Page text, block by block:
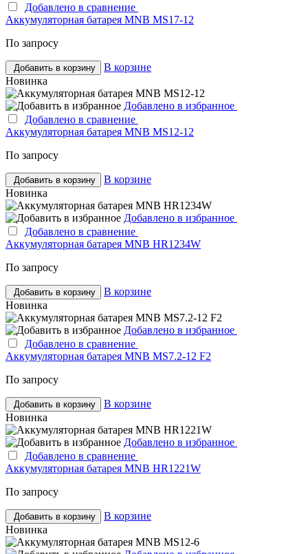
Добавлено в сравнение
Аккумуляторная батарея MNB MS17-12
По запросу
Добавить в корзину
В корзине
Новинка
Добавлено в избранное
Добавлено в сравнение
Аккумуляторная батарея MNB MS12-12
По запросу
Добавить в корзину
В корзине
Новинка
Добавлено в избранное
Добавлено в сравнение
Аккумуляторная батарея MNB HR1234W
По запросу
Добавить в корзину
В корзине
Новинка
Добавлено в избранное
Добавлено в сравнение
Аккумуляторная батарея MNB MS7.2-12 F2
По запросу
Добавить в корзину
В корзине
Новинка
Добавлено в избранное
Добавлено в сравнение
Аккумуляторная батарея MNB HR1221W
По запросу
Добавить в корзину
В корзине
Новинка